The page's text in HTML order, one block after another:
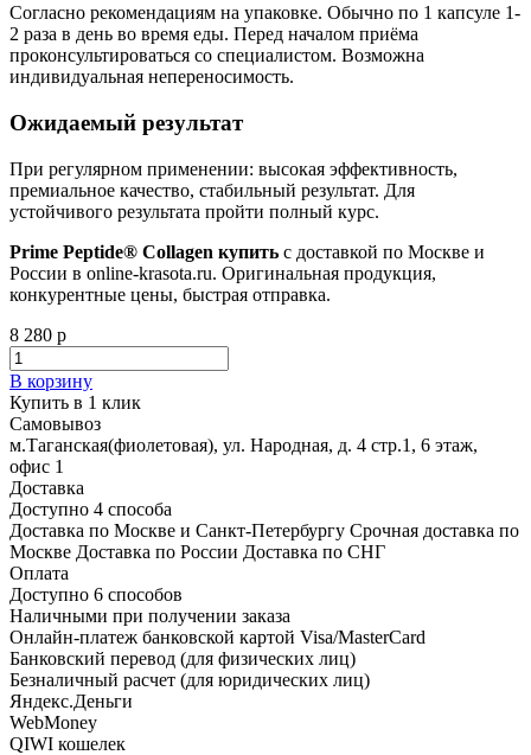
Согласно рекомендациям на упаковке. Обычно по 1 капсуле 1-
2 раза в день во время еды. Перед началом приёма
проконсультироваться со специалистом. Возможна
индивидуальная непереносимость.
Ожидаемый результат
При регулярном применении: высокая эффективность,
премиальное качество, стабильный результат. Для
устойчивого результата пройти полный курс.
Prime Peptide® Collagen купить с доставкой по Москве и
России в online-krasota.ru. Оригинальная продукция,
конкурентные цены, быстрая отправка.
8 280 р
В корзину
Купить в 1 клик
Самовывоз
м.Таганская(фиолетовая), ул. Народная, д. 4 стр.1, 6 этаж,
офис 1
Доставка
Доступно 4 способа
Доставка по Москве и Санкт-Петербургу Срочная доставка по
Москве Доставка по России Доставка по СНГ
Оплата
Доступно 6 способов
Наличными при получении заказа
Онлайн-платеж банковской картой Visa/MasterCard
Банковский перевод (для физических лиц)
Безналичный расчет (для юридических лиц)
Яндекс.Деньги
WebMoney
QIWI кошелек